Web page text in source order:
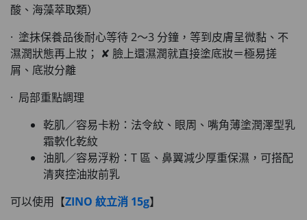
酸、海藻萃取類）
· 塗抹保養品後耐心等待 2～3 分鐘，等到皮膚呈微黏、不
濕潤狀態再上妝； ✘ 臉上還濕潤就直接塗底妝＝極易搓
屑、底妝分離
· 局部重點調理
乾肌／容易卡粉：法令紋、眼周、嘴角薄塗潤澤型乳
霜軟化乾紋
油肌／容易浮粉：T 區、鼻翼減少厚重保濕，可搭配
清爽控油妝前乳
可以使用【ZINO 紋立消 15g】